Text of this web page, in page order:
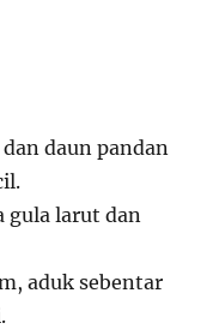
daun pandan
gula larut dan
aduk sebentar